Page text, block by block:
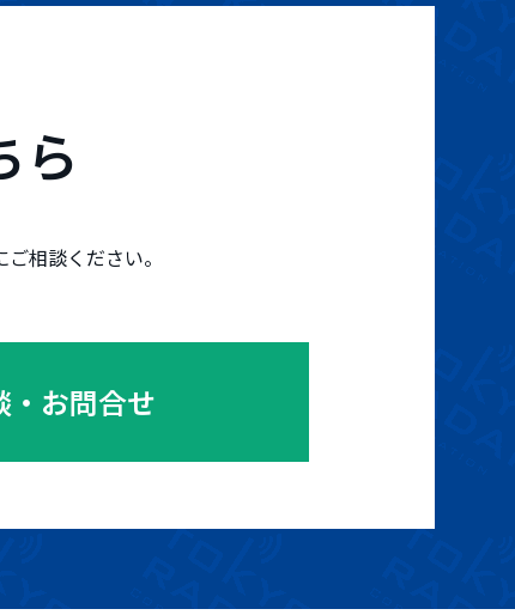
ら
相談ください。
・お問合せ